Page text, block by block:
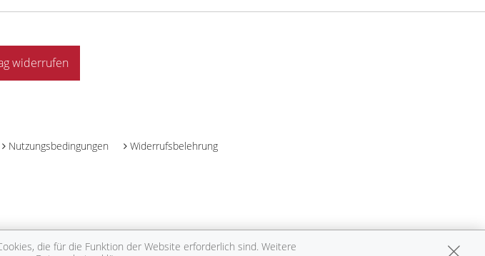
widerrufen
Nutzungsbedingungen Widerrufsbelehrung
die für die Funktion der Website erforderlich sind. Weitere